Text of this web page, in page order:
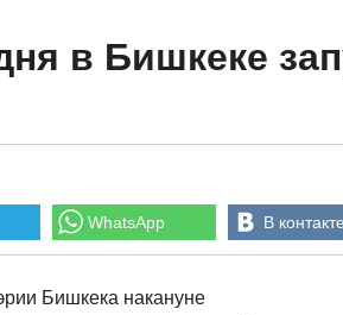
в Бишкеке
WhatsApp В контакте
Бишкека накануне